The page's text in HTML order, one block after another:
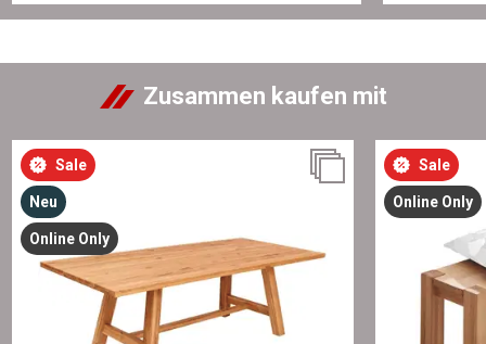
Zusammen kaufen mit
Sale
Neu
Online Only
Sale
Online Only